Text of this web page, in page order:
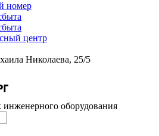
номер
центр
Николаева, 25/5
оборудования